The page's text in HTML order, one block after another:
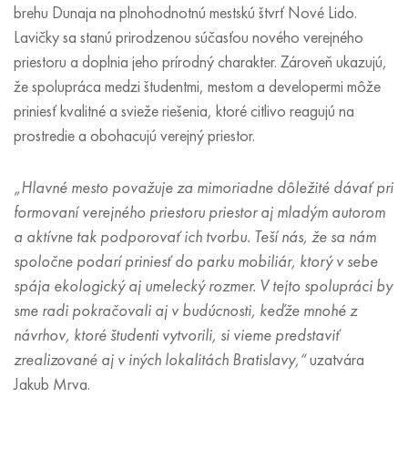
brehu Dunaja na plnohodnotnú mestskú štvrť Nové Lido.
Lavičky sa stanú prirodzenou súčasťou nového verejného
priestoru a doplnia jeho prírodný charakter. Zároveň ukazujú,
že spolupráca medzi študentmi, mestom a developermi môže
priniesť kvalitné a svieže riešenia, ktoré citlivo reagujú na
prostredie a obohacujú verejný priestor.
„Hlavné mesto považuje za mimoriadne dôležité dávať pri
formovaní verejného priestoru priestor aj mladým autorom
a aktívne tak podporovať ich tvorbu. Teší nás, že sa nám
spoločne podarí priniesť do parku mobiliár, ktorý v sebe
spája ekologický aj umelecký rozmer. V tejto spolupráci by
sme radi pokračovali aj v budúcnosti, keďže mnohé z
návrhov, ktoré študenti vytvorili, si vieme predstaviť
zrealizované aj v iných lokalitách Bratislavy,“uzatvára
Jakub Mrva.